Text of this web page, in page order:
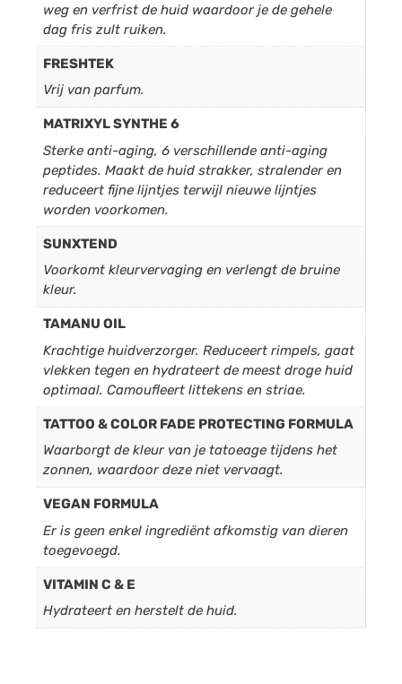
weg en verfrist de huid waardoor je de gehele
dag fris zult ruiken.
FRESHTEK
Vrij van parfum.
MATRIXYL SYNTHE 6
Sterke anti-aging, 6 verschillende anti-aging
peptides. Maakt de huid strakker, stralender en
reduceert fijne lijntjes terwijl nieuwe lijntjes
worden voorkomen.
SUNXTEND
Voorkomt kleurvervaging en verlengt de bruine
kleur.
TAMANU OIL
Krachtige huidverzorger. Reduceert rimpels, gaat
vlekken tegen en hydrateert de meest droge huid
optimaal. Camoufleert littekens en striae.
TATTOO & COLOR FADE PROTECTING FORMULA
Waarborgt de kleur van je tatoeage tijdens het
zonnen, waardoor deze niet vervaagt.
VEGAN FORMULA
Er is geen enkel ingrediënt afkomstig van dieren
toegevoegd.
VITAMIN C & E
Hydrateert en herstelt de huid.